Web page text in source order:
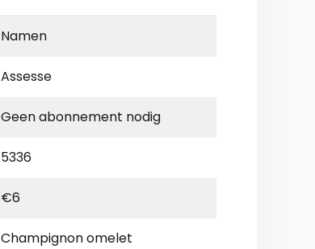
Namen
Assesse
Geen abonnement nodig
5336
€6
Champignon omelet